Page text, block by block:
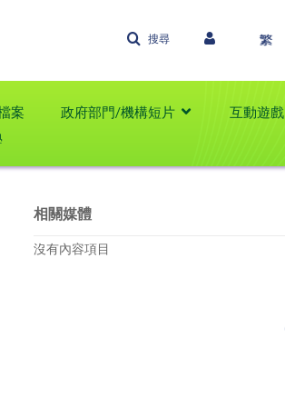
搜尋
案 政府部門/機構短片
互動遊戲
相關媒體
沒有內容項目